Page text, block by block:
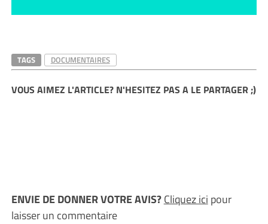
TAGS DOCUMENTAIRES
VOUS AIMEZ L'ARTICLE? N'HESITEZ PAS A LE PARTAGER ;)
ENVIE DE DONNER VOTRE AVIS?Cliquez ici pour
laisser un commentaire